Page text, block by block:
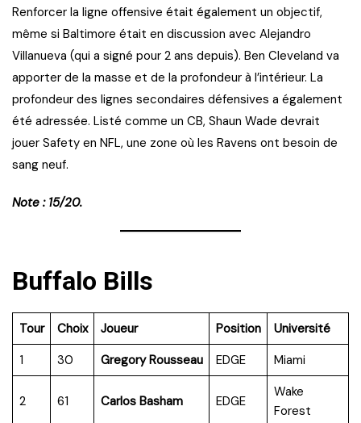
Renforcer la ligne offensive était également un objectif,
même si Baltimore était en discussion avec Alejandro
Villanueva (qui a signé pour 2 ans depuis). Ben Cleveland va
apporter de la masse et de la profondeur à l’intérieur. La
profondeur des lignes secondaires défensives a également
été adressée. Listé comme un CB, Shaun Wade devrait
jouer Safety en NFL, une zone où les Ravens ont besoin de
sang neuf.
Note : 15/20.
Buffalo Bills
Tour Choix Joueur Position
Université
1
30 Gregory Rousseau EDGE Miami
2 61 Carlos Basham EDGE
Wake
Forest